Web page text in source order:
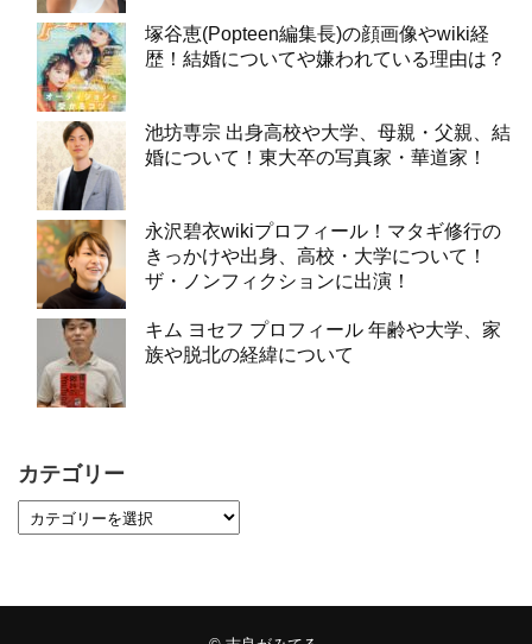
塚谷恵(Popteen編集長)の顔画像やwiki経
歴！結婚についてや嫌われている理由は？
池坊専宗 出身高校や大学、母親・父親、結
婚について！東大卒の写真家・華道家！
永沢碧衣wikiプロフィール！マタギ修行の
きっかけや出身、高校・大学について！
ザ・ノンフィクションに出演！
キム ヨセフ プロフィール 年齢や大学、家
族や脱北の経緯について
カテゴリー